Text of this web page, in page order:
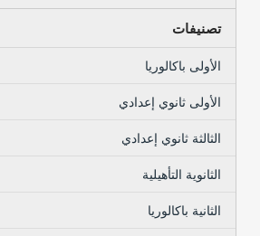
تصنيفات
الأولى باكالوريا
الأولى ثانوي إعدادي
الثالثة ثانوي إعدادي
الثانوية التأهيلية
الثانية باكالوريا